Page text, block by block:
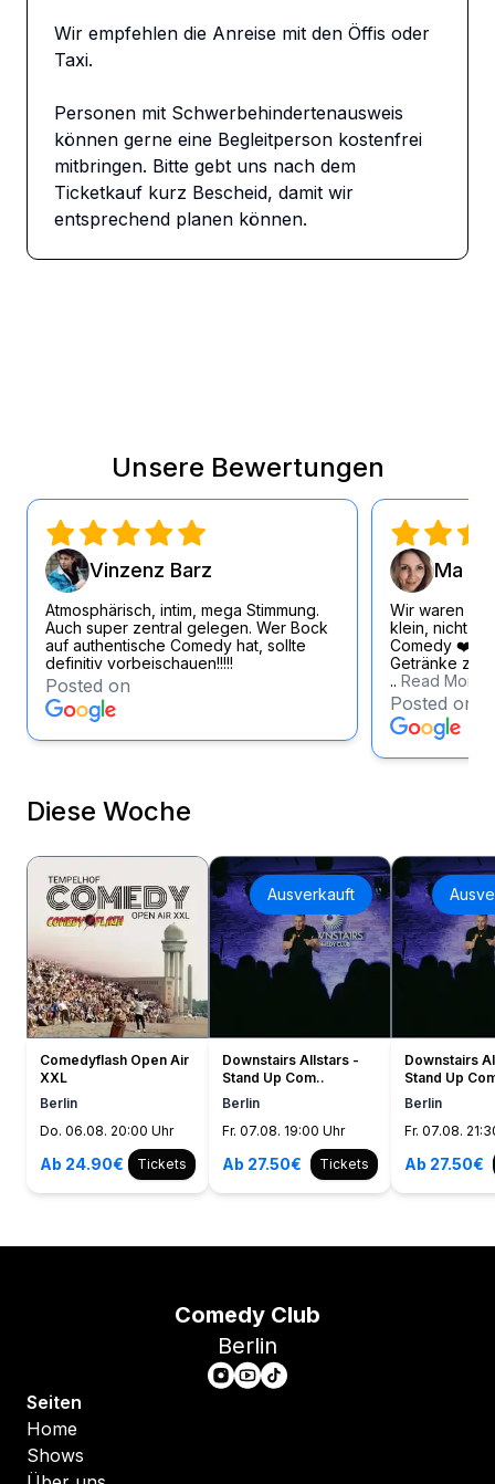
Wir empfehlen die Anreise mit den Öffis oder
Taxi.
Personen mit Schwerbehindertenausweis
können gerne eine Begleitperson kostenfrei
mitbringen. Bitte gebt uns nach dem
Ticketkauf kurz Bescheid, damit wir
entsprechend planen können.
Unsere Bewertungen
Vinzenz Barz
Atmosphärisch, intim, mega Stimmung.
Auch super zentral gelegen. Wer Bock
auf authentische Comedy hat, sollte
definitiv vorbeischauen!!!!!
Posted on
Ma Si
Wir waren
klein, nicht zu
Comedy ❤️
Getränke
.. Read More
Posted on
Diese Woche
Comedyflash Open Air
XXL
Berlin
Do. 06.08. 20:00 Uhr
Ab 24.90€ Tickets
Ausverkauft
Downstairs Allstars -
Stand Up Com..
Berlin
Fr. 07.08. 19:00 Uhr
Ab 27.50€ Tickets
Downstairs
Stand Up
Berlin
Fr. 07.08.
Ab 27.50€
Comedy Club
Berlin
Seiten
Home
Shows